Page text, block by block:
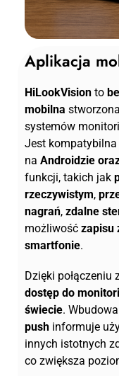
Aplikacja
HiLookVision to
mobilna
systemów
Jest kompatybilna
na Androidzie
funkcji, takich jak
rzeczywistym,
nagrań, zdalne
możliwość zapisu
smartfonie.
Dzięki
dostęp do
świecie.
push informuje
innych istotnych
co zwiększa